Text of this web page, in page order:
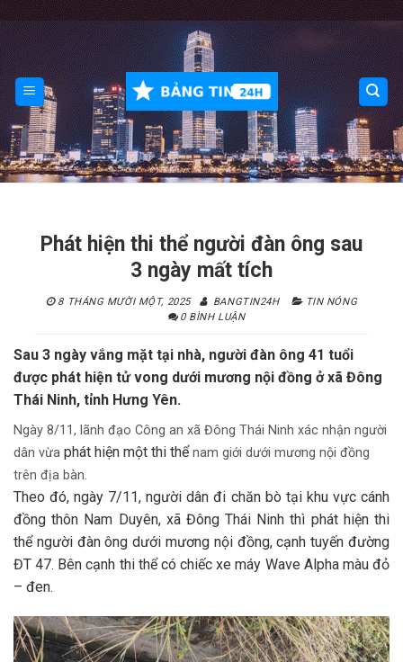
Skip
to
content
Phát hiện thi thể người đàn ông sau
3 ngày mất tích
8 THÁNG MƯỜI MỘT, 2025 BANGTIN24H
TIN NÓNG
0 BÌNH LUẬN
Sau 3 ngày vắng mặt tại nhà, người đàn ông 41 tuổi
được phát hiện tử vong dưới mương nội đồng ở xã Đông
Thái Ninh, tỉnh Hưng Yên.
Ngày 8/11, lãnh đạo Công an xã Đông Thái Ninh xác nhận người
dân vừa phát hiện một thi thể nam giới dưới mương nội đồng
trên địa bàn.
Theo đó, ngày 7/11, người dân đi chăn bò tại khu vực cánh
đồng thôn Nam Duyên, xã Đông Thái Ninh thì phát hiện thi
thể người đàn ông dưới mương nội đồng, cạnh tuyến đường
ĐT 47. Bên cạnh thi thể có chiếc xe máy Wave Alpha màu đỏ
– đen.